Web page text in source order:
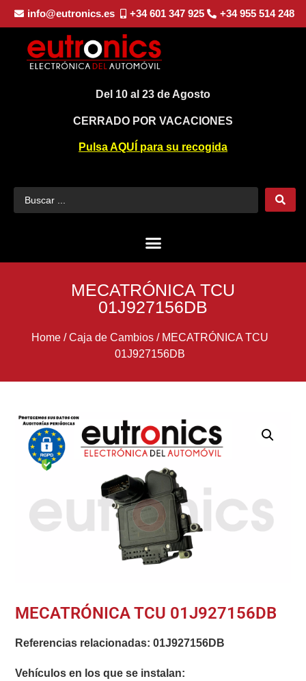
info@eutronics.es +34 601 347 925 +34 955 514 248
Del 10 al 23 de Agosto
CERRADO POR VACACIONES
Pulsa AQUÍ para su recogida
MECATRÓNICA TCU
01J927156DB
Home /Caja de Cambios / MECATRÓNICA TCU
01J927156DB
MECATRÓNICA TCU 01J927156DB
Referencias relacionadas:01J927156DB
Vehículos en los que se instalan: